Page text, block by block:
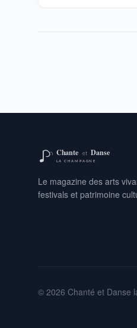
Le magazine des arts
festivals et patrimoine
© 2026 Chanté et Danse